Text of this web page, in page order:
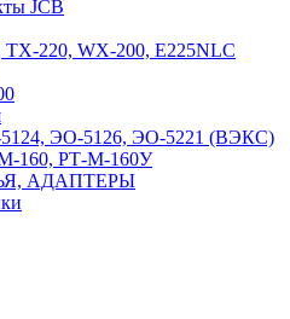
JCB
TX-220, WX-200, E225NLC
5124, ЭО-5126, ЭО-5221 (ВЭКС)
М-160, РТ-М-160У
АДАПТЕРЫ